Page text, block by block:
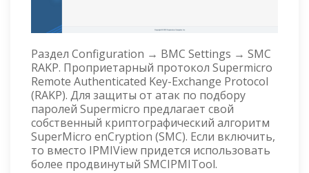
Раздел Configuration → BMC Settings → SMC
RAKP. Проприетарный протокол Supermicro
Remote Authenticated Key-Exchange Protocol
(RAKP). Для защиты от атак по подбору
паролей Supermicro предлагает свой
собственный криптографический алгоритм
SuperMicro enCryption (SMC). Если включить,
то вместо IPMIView придется использовать
более продвинутый SMCIPMITool.